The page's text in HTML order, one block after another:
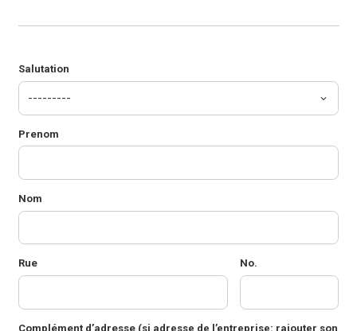
Salutation
Prenom
Nom
Rue No.
Complément d’adresse (si adresse de l’entreprise: rajouter son